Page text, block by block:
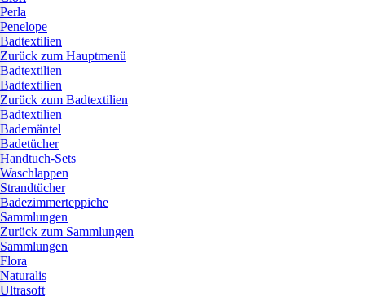
Perla
Penelope
Badtextilien
Zurück zum Hauptmenü
Badtextilien
Badtextilien
Zurück zum Badtextilien
Badtextilien
Bademäntel
Badetücher
Handtuch-Sets
Waschlappen
Strandtücher
Badezimmerteppiche
Sammlungen
Zurück zum Sammlungen
Sammlungen
Flora
Naturalis
Ultrasoft